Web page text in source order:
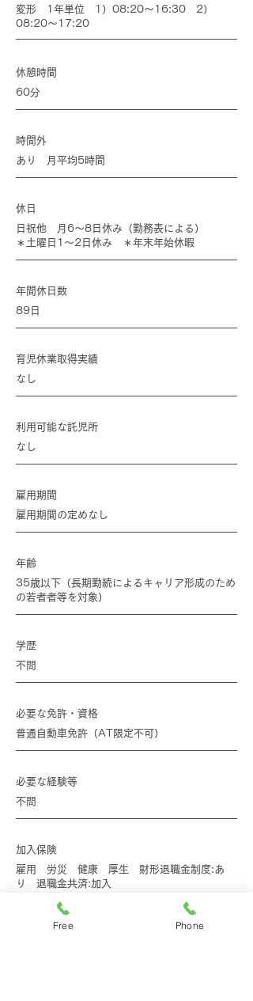
変形 1年単位 1）08:20～16:30 2）
08:20～17:20
休憩時間
60分
時間外
あり 月平均5時間
休日
日祝他 月6～8日休み（勤務表による）
​＊土曜日1～2日休み ＊年末年始休暇
年間休日数
89日
育児休業取得実績
なし
利用可能な託児所
なし
雇用期間
雇用期間の定めなし
年齢
35歳以下（長期勤続によるキャリア形成のため
の若者者等を対象）
学歴
不問
必要な免許・資格
普通自動車免許（AT限定不可）
必要な経験等
不問
加入保険
雇用 労災 健康 厚生 財形退職金制度:あ
り 退職金共済:加入
Free Phone